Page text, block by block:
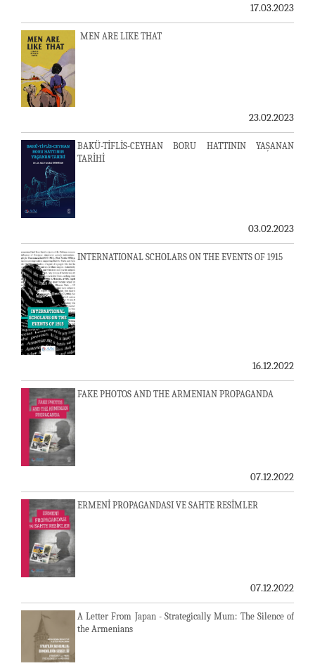
17.03.2023
MEN ARE LIKE THAT
23.02.2023
BAKÜ-TİFLİS-CEYHAN BORU HATTININ YAŞANAN
TARİHİ
03.02.2023
INTERNATIONAL SCHOLARS ON THE EVENTS OF 1915
16.12.2022
FAKE PHOTOS AND THE ARMENIAN PROPAGANDA
07.12.2022
ERMENİ PROPAGANDASI VE SAHTE RESİMLER
07.12.2022
A Letter From Japan - Strategically Mum: The Silence of
the Armenians